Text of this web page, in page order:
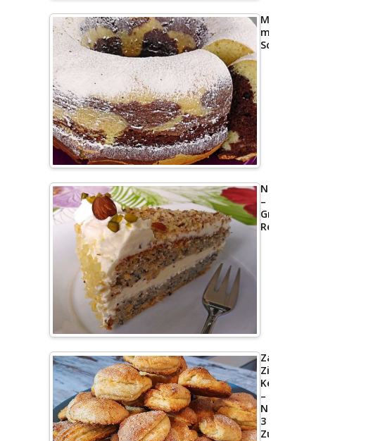
Marmorkuchen
mit
Schmand
Nusstorte
–
Großmutters
Rezept
Zarte
Zimt-
Kekse
–
Nur
3
Zutaten